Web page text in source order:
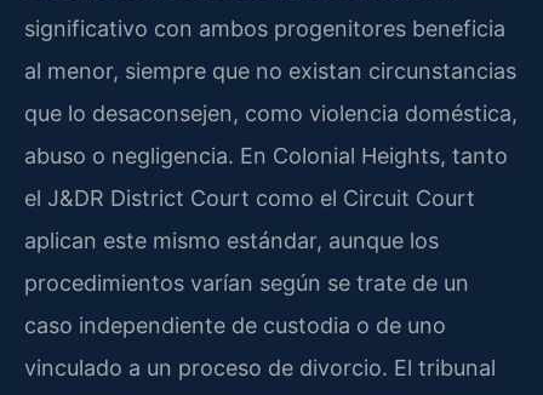
significativo con ambos progenitores beneficia
al menor, siempre que no existan circunstancias
que lo desaconsejen, como violencia doméstica,
abuso o negligencia. En Colonial Heights, tanto
el J&DR District Court como el Circuit Court
aplican este mismo estándar, aunque los
procedimientos varían según se trate de un
caso independiente de custodia o de uno
vinculado a un proceso de divorcio. El tribunal